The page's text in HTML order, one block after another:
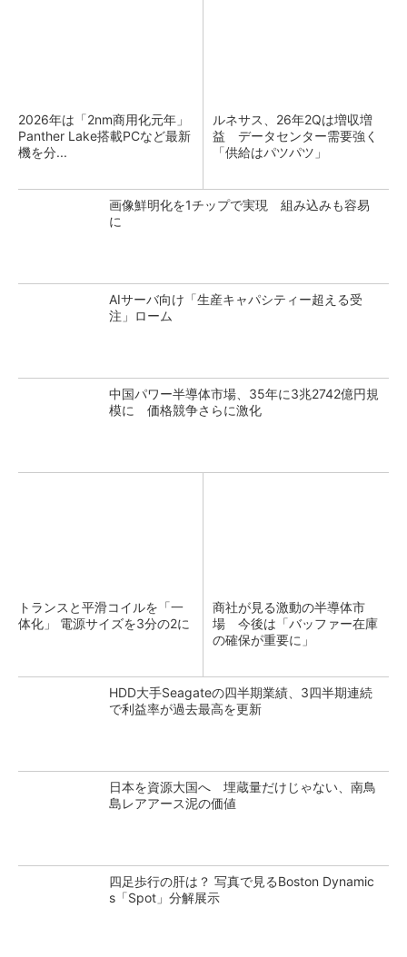
2026年は「2nm商用化元年」
Panther Lake搭載PCなど最新
機を分...
ルネサス、26年2Qは増収増
益 データセンター需要強く
「供給はパツパツ」
画像鮮明化を1チップで実現 組み込みも容易
に
AIサーバ向け「生産キャパシティー超える受
注」ローム
中国パワー半導体市場、35年に3兆2742億円規
模に 価格競争さらに激化
トランスと平滑コイルを「一
体化」 電源サイズを3分の2に
商社が見る激動の半導体市
場 今後は「バッファー在庫
の確保が重要に」
HDD大手Seagateの四半期業績、3四半期連続
で利益率が過去最高を更新
日本を資源大国へ 埋蔵量だけじゃない、南鳥
島レアアース泥の価値
四足歩行の肝は？ 写真で見るBoston Dynamic
s「Spot」分解展示